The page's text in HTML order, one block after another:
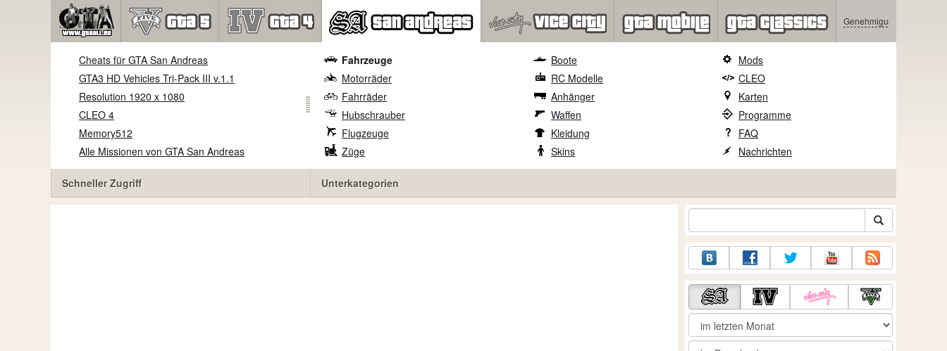
Genehmigung
Cheats für GTA San Andreas
GTA3 HD Vehicles Tri-Pack III v.1.1
Resolution 1920 x 1080
CLEO 4
Memory512
Alle Missionen von GTA San Andreas
Schneller Zugriff
Fahrzeuge
Motorräder
Fahrräder
Hubschrauber
Flugzeuge
Züge
Boote
RC Modelle
Anhänger
Waffen
Kleidung
Skins
Mods
CLEO
Karten
Programme
FAQ
Nachrichten
Unterkategorien